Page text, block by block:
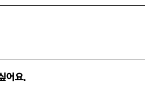
어요.